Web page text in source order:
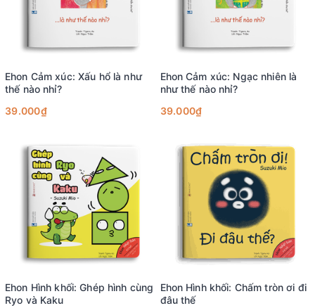
Ehon Cảm xúc: Xấu hổ là như
thế nào nhỉ?
39.000₫
Ehon Cảm xúc: Ngạc nhiên là
như thế nào nhỉ?
39.000₫
Ehon Hình khối: Ghép hình cùng
Ryo và Kaku
Ehon Hình khối: Chấm tròn ơi đi
đâu thế